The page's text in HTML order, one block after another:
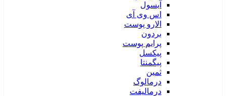
آیسول
اس وی آی
الارو پوست
بردون
پرایم پوست
پیکسل
پیگمنتا
ثمین
درمالوگ
درمالیفت